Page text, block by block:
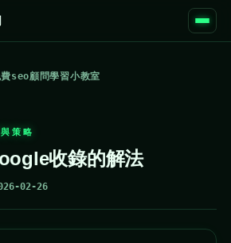
seo顧問學習小教室
策略
收錄的解法
02-26